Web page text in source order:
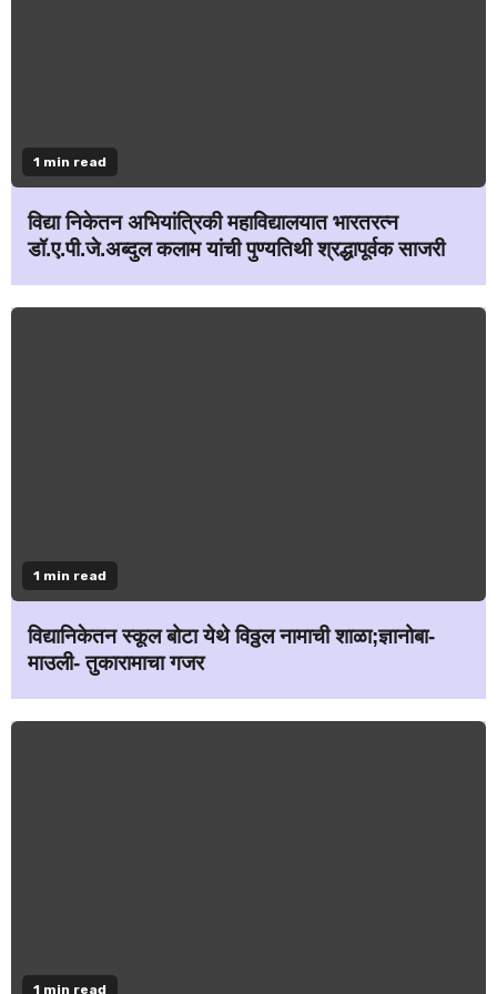
1 min read
विद्या निकेतन अभियांत्रिकी महाविद्यालयात भारतरत्न
डॉ.ए.पी.जे.अब्दुल कलाम यांची पुण्यतिथी श्रद्धापूर्वक साजरी
1 min read
विद्यानिकेतन स्कूल बोटा येथे विठ्ठल नामाची शाळा;ज्ञानोबा-
माउली- तुकारामाचा गजर
1 min read